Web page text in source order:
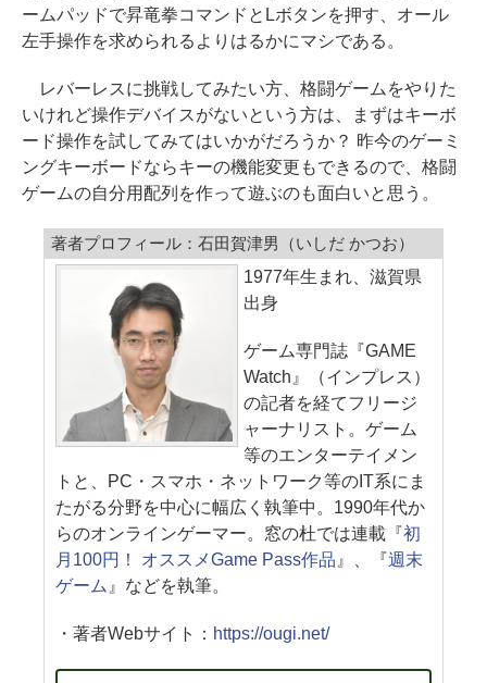
ームパッドで昇竜拳コマンドとLボタンを押す、オール
左手操作を求められるよりはるかにマシである。
レバーレスに挑戦してみたい方、格闘ゲームをやりた
いけれど操作デバイスがないという方は、まずはキーボ
ード操作を試してみてはいかがだろうか？ 昨今のゲーミ
ングキーボードならキーの機能変更もできるので、格闘
ゲームの自分用配列を作って遊ぶのも面白いと思う。
著者プロフィール：石田賀津男（いしだ かつお）
1977年生まれ、滋賀県
出身
ゲーム専門誌『GAME
Watch』（インプレス）
の記者を経てフリージ
ャーナリスト。ゲーム
等のエンターテイメン
トと、PC・スマホ・ネットワーク等のIT系にま
たがる分野を中心に幅広く執筆中。1990年代か
らのオンラインゲーマー。窓の杜では連載『初
月100円！ オススメGame Pass作品 』、『週末
ゲーム 』などを執筆。
・著者Webサイト： https://ougi.net/